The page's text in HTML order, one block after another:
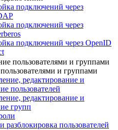
подключений через
подключений через
подключений через OpenID
пользователями и группами
и группами
редактирование и
пользователей
редактирование и
групп
разблокировка пользователей